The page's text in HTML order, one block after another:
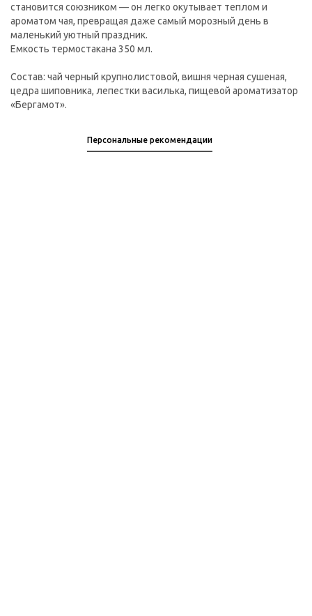
становится союзником — он легко окутывает теплом и
ароматом чая, превращая даже самый морозный день в
маленький уютный праздник.
Емкость термостакана 350 мл.
Состав: чай черный крупнолистовой, вишня черная сушеная,
цедра шиповника, лепестки василька, пищевой ароматизатор
«Бергамот».
Персональные рекомендации